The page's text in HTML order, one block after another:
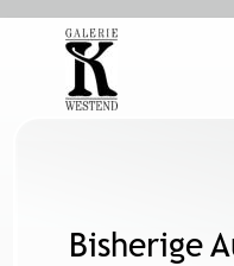
Bisherige